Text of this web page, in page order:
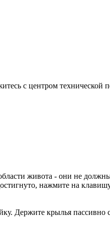
с центром технической
живота - они не
нажмите на
Держите крылья